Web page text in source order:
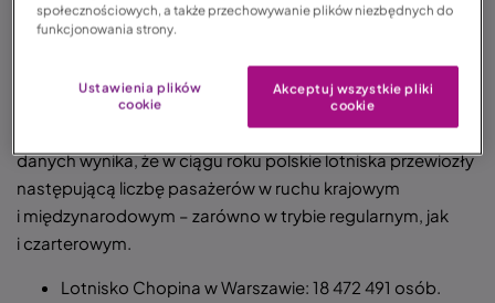
podróżowania drogą lotniczą
odzwierciedlenie w statystykach lotów z 2023 roku, które
Urząd Lotnictwa Cywilnego. Z zebranych
danych wynika, że w ciągu roku polskie lotniska przewiozły
następującą liczbę pasażerów w ruchu krajowym
i międzynarodowym – zarówno w trybie regularnym, jak
i czarterowym.
Lotnisko Chopina w Warszawie: 18 472 491 osób.
społecznościowych, a także przechowywanie plików niezbędnych do
funkcjonowania strony.
Ustawienia plików
cookie
Akceptuj wszystkie pliki
cookie